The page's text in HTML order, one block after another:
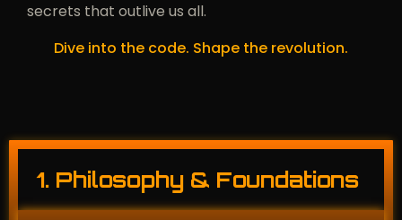
secrets that outlive us all.
Dive into the code. Shape the revolution.
1. Philosophy & Foundations